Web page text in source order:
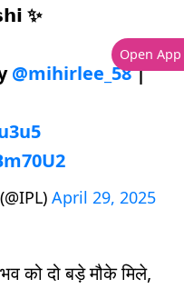
✨
@mihirlee_58|
April 29, 2025
को दो बड़े मौके मिले,
Open App